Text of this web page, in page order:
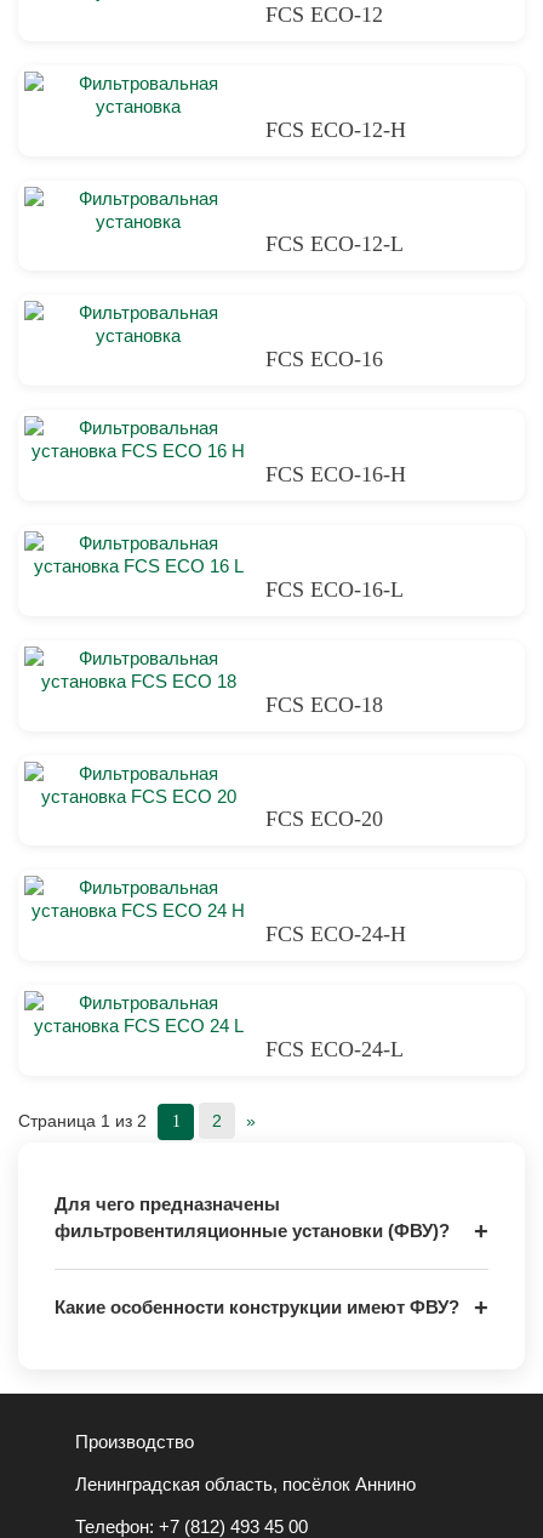
FCS ECO-12
FCS ECO-12-H
FCS ECO-12-L
FCS ECO-16
FCS ECO-16-H
FCS ECO-16-L
FCS ECO-18
FCS ECO-20
FCS ECO-24-H
FCS ECO-24-L
Страница 1 из 2 1 2 »
Для чего предназначены
фильтровентиляционные установки (ФВУ)?
Какие особенности конструкции имеют ФВУ?
Производство
Ленинградская область, посёлок Аннино
Телефон: +7 (812) 493 45 00